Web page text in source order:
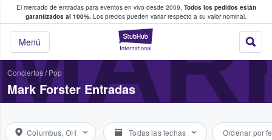
El mercado de entradas para eventos en vivo desde 2009. Todos los pedidos están
garantizados al 100%. Los precios pueden variar respecto a su valor nominal.
StubHub:
Menú
y venta de entradas entre fans
Conciertos/ Pop
Mark Forster Entradas
Columbus, OH Todas las fechas Ordenar por